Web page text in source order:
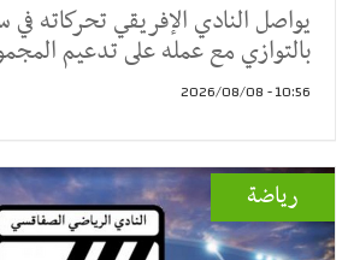
يواصل النادي الإفريقي تحركاته في
بالتوازي مع عمله على تدعيم
10:56 - 2026/08/08
رياضة